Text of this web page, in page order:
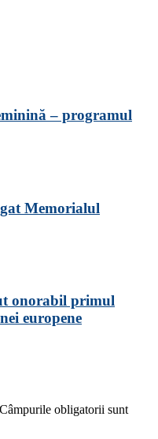
– programul
Memorialul
onorabil primul
europene
Câmpurile obligatorii sunt